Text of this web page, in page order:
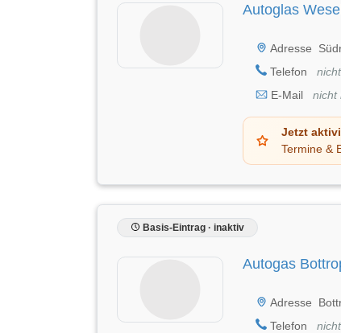
Autoglas
Adresse
Telefon
E-Mail
nicht
Jetzt
Termine &
Basis-Eintrag · inaktiv
Autogas
Adresse
Telefon